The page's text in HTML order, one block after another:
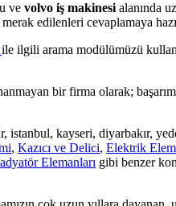
ve volvo iş makinesi alanında
edilenleri cevaplamaya
ile ilgili arama modülümüzü
bir firma olarak;
kayseri, diyarbakır,
, Kazıcı ve Delici, Elektrik
Elemanları gibi benzer